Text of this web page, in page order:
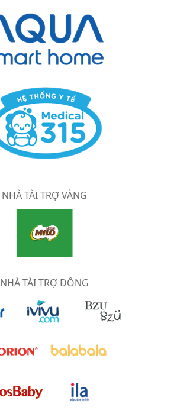
NHÀ TÀI TRỢ VÀNG
NHÀ TÀI TRỢ ĐỒNG